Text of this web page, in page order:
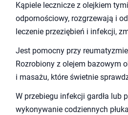
Kąpiele lecznicze z olejkiem
odpornościowy, rozgrzewają i
leczenie przeziębień i infekcji,
Jest pomocny przy
Rozrobiony z olejem bazowym
i masażu, które świetnie
W przebiegu infekcji gardła lub
wykonywanie codziennych